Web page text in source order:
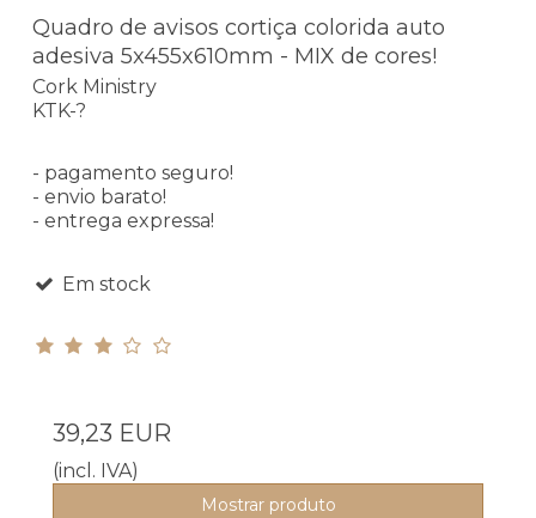
Quadro de avisos cortiça colorida auto
adesiva 5x455x610mm - MIX de cores!
Cork Ministry
KTK-?
- pagamento seguro!
- envio barato!
- entrega expressa!
Em stock
39,23 EUR
(incl. IVA)
Mostrar produto